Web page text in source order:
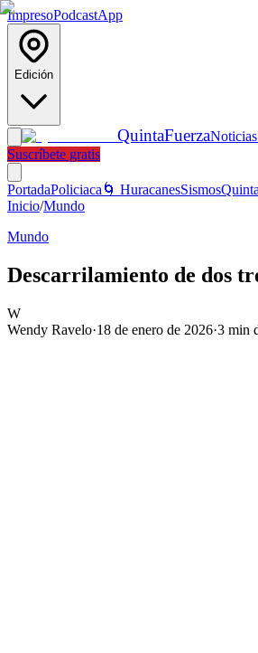
ImpresoPodcastApp
Edición
QuintaFuerza
Suscríbete gratis
PortadaPoliciaca 🌀 HuracanesSismos
Inicio/Mundo
Mundo
Descarrilamiento de dos
W
Wendy Ravelo·18 de enero de 2026·3 min